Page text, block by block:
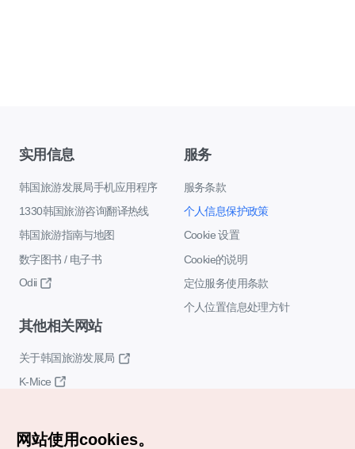
实用信息
韩国旅游发展局手机应用程序
1330韩国旅游咨询翻译热线
韩国旅游指南与地图
数字图书 / 电子书
Odii
服务
服务条款
个人信息保护政策
Cookie 设置
Cookie的说明
定位服务使用条款
个人位置信息处理方针
其他相关网站
关于韩国旅游发展局
K-Mice
网站使用cookies。